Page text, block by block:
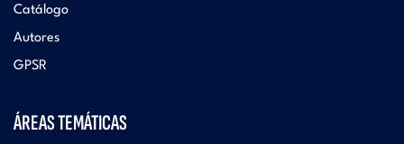
Catálogo
Autores
GPSR
ÁREAS TEMÁTICAS